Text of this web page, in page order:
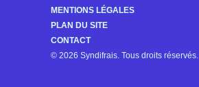
© 2026 Syndifrais. Tous droits réservés.
MENTIONS LÉGALES
PLAN DU SITE
CONTACT